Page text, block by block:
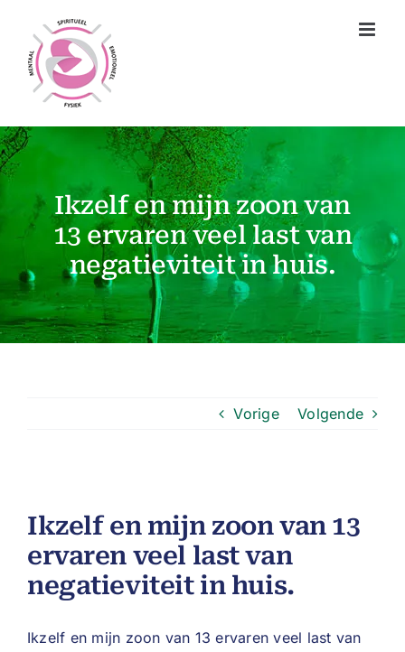
inhoud
Ikzelf en mijn zoon van
13 ervaren veel last van
negatieviteit in huis.
Vorige Volgende
Ikzelf en mijn zoon van 13
ervaren veel last van
negatieviteit in huis.
Ikzelf en mijn zoon van 13 ervaren veel last van